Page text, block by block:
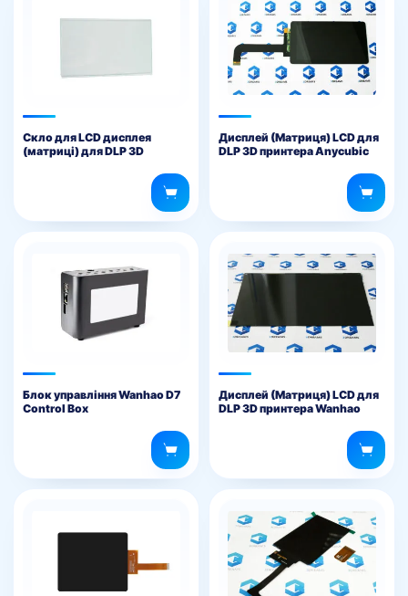
Скло для LCD дисплея
(матриці) для DLP 3D
Дисплей (Матриця) LCD для
DLP 3D принтера Anycubic
Блок управління Wanhao D7
Control Box
Дисплей (Матриця) LCD для
DLP 3D принтера Wanhao